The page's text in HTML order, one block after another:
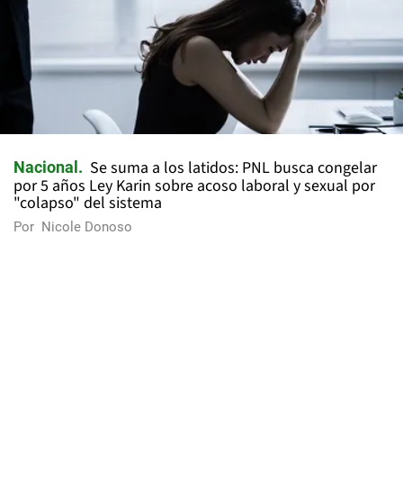
Nacional
Se suma a los latidos: PNL busca congelar
por 5 años Ley Karin sobre acoso laboral y sexual por
"colapso" del sistema
Por Nicole Donoso